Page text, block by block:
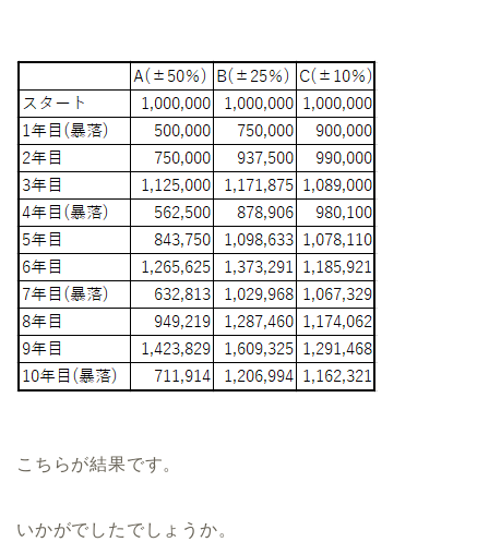
こちらが結果です。
いかがでしたでしょうか。